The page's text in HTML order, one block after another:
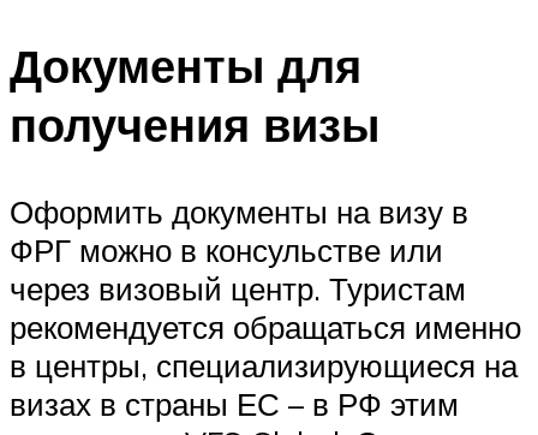
Документы для
получения визы
Оформить документы на визу в
ФРГ можно в консульстве или
через визовый центр. Туристам
рекомендуется обращаться именно
в центры, специализирующиеся на
визах в страны ЕС – в РФ этим